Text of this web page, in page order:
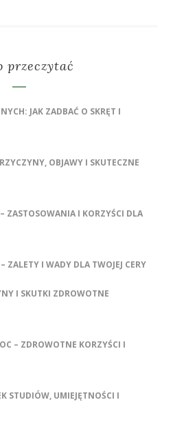
przeczytać
JAK ZADBAĆ O SKRĘT I
OBJAWY I SKUTECZNE
ZASTOSOWANIA I KORZYŚCI DLA
ZALETY I WADY DLA TWOJEJ CERY
I SKUTKI ZDROWOTNE
– ZDROWOTNE KORZYŚCI I
STUDIÓW, UMIEJĘTNOŚCI I